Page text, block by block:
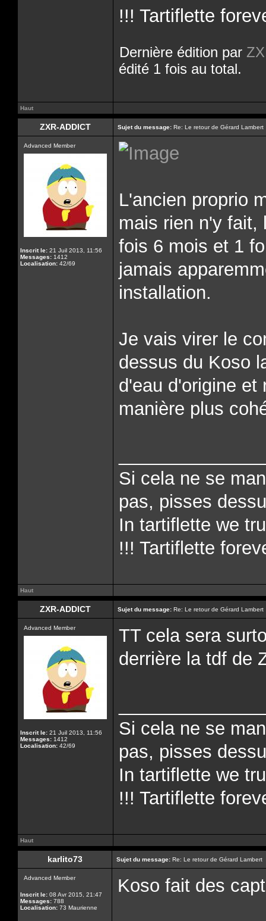
!!! Tartiflette
Dernière édition par
édité 1 fois au total.
Haut
ZXR-ADDICT Sujet du message: Re: Le retour de Gérard Lambert
Advanced Member
Inscrit le: 21 Juil 2013, 11:56
Messages: 1412
Localisation: 42/69
L'ancien proprio
mais rien n'y fait,
fois 6 mois et 1
jamais
installation.
Je vais virer le
dessus du Koso
d'eau d'origine et
manière plus
Si cela ne se
pas, pisses
In tartiflette we
!!! Tartiflette
Haut
ZXR-ADDICT Sujet du message: Re: Le retour de Gérard Lambert
Advanced Member
Inscrit le: 21 Juil 2013, 11:56
Messages: 1412
Localisation: 42/69
TT cela sera
derrière la tdf de
Si cela ne se
pas, pisses
In tartiflette we
!!! Tartiflette
Haut
karlito73 Sujet du message: Re: Le retour de Gérard Lambert
Advanced Member
Inscrit le: 08 Avr 2015, 21:47
Messages: 788
Localisation: 73 Maurienne
Koso fait des